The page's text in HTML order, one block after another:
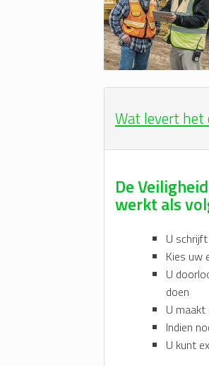
Wat levert het
De
werkt als
U
Kies uw
U
doen
U
Indien
U kunt